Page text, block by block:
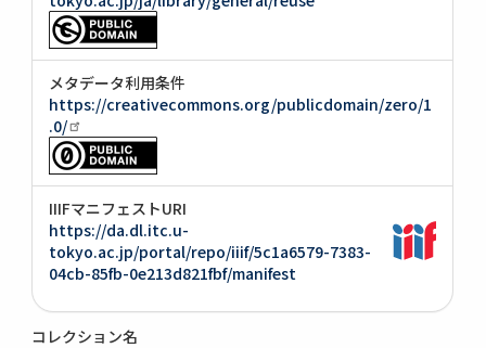
メタデータ利用条件
https://creativecommons.org/publicdomain/zero/1
.0/
IIIFマニフェストURI
https://da.dl.itc.u-
tokyo.ac.jp/portal/repo/iiif/5c1a6579-7383-
04cb-85fb-0e213d821fbf/manifest
コレクション名